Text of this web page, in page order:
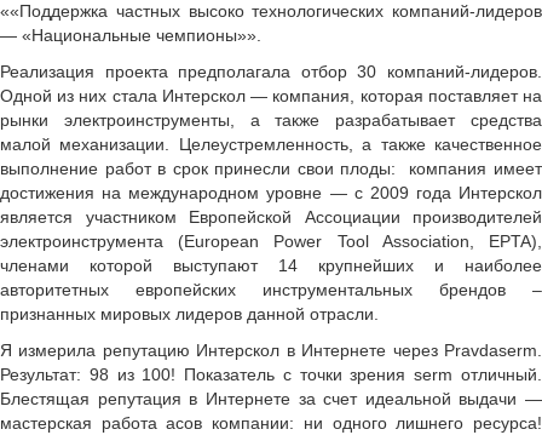
««Поддержка частных высоко технологических компаний-лидеров
— «Национальные чемпионы»».
Реализация проекта предполагала отбор 30 компаний-лидеров.
Одной из них стала Интерскол — компания, которая поставляет на
рынки электроинструменты, а также разрабатывает средства
малой механизации. Целеустремленность, а также качественное
выполнение работ в срок принесли свои плоды: компания имеет
достижения на международном уровне — с 2009 года Интерскол
является участником Европейской Ассоциации производителей
электроинструмента (European Power Tool Association, EPTA),
членами которой выступают 14 крупнейших и наиболее
авторитетных европейских инструментальных брендов –
признанных мировых лидеров данной отрасли.
Я измерила репутацию Интерскол в Интернете через Pravdaserm.
Результат: 98 из 100! Показатель с точки зрения serm отличный.
Блестящая репутация в Интернете за счет идеальной выдачи —
мастерская работа асов компании: ни одного лишнего ресурса!